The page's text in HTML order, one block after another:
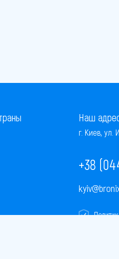
Наш
г. Киев, ул.
+38